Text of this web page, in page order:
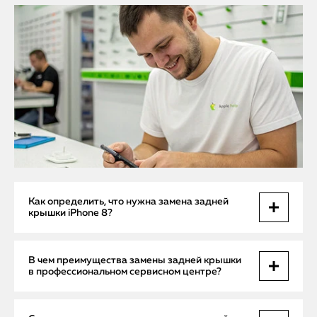
Как определить, что нужна замена задней
крышки iPhone 8?
Если задняя крышка вашего iPhone 8 покрыта глубокими
царапинами, трещинами или вмятинами, это не только
ухудшает внешний вид смартфона, но и снижает защиту от
В чем преимущества замены задней крышки
в профессиональном сервисном центре?
Самостоятельная замена задней крышки iPhone 8 требует